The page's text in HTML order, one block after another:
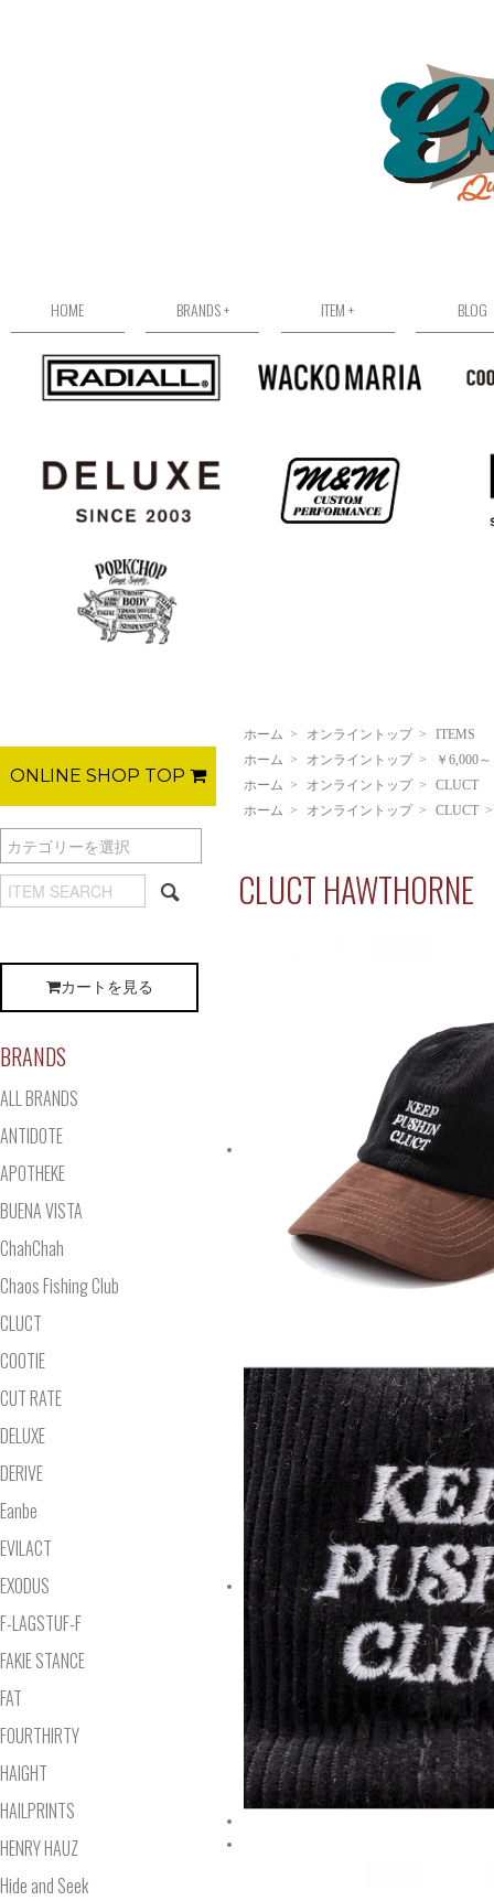
HOME BRANDS + ITEM + BLOG
ホーム > オンライントップ >
ITEMS
ホーム > オンライントップ >
￥6,000
ホーム > オンライントップ >
CLUCT
ホーム > オンライントップ > CLUCT
CLUCT HAWTHORNE
ONLINE SHOP TOP
カートを見る
BRANDS
ALL BRANDS
ANTIDOTE
APOTHEKE
BUENA VISTA
ChahChah
Chaos Fishing Club
CLUCT
COOTIE
CUT RATE
DELUXE
DERIVE
Eanbe
EVILACT
EXODUS
F-LAGSTUF-F
FAKIE STANCE
FAT
FOURTHIRTY
HAIGHT
HAILPRINTS
HENRY HAUZ
Hide and Seek